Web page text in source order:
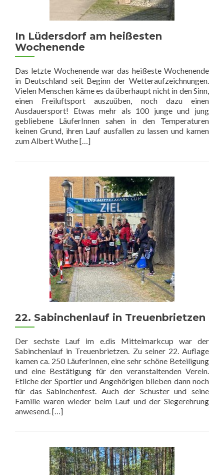
In Lüdersdorf am heißesten
Wochenende
Das letzte Wochenende war das heißeste Wochenende
in Deutschland seit Beginn der Wetteraufzeichnungen.
Vielen Menschen käme es da überhaupt nicht in den Sinn,
einen Freiluftsport auszuüben, noch dazu einen
Ausdauersport! Etwas mehr als 100 junge und jung
gebliebene LäuferInnen sahen in den Temperaturen
keinen Grund, ihren Lauf ausfallen zu lassen und kamen
zum Albert WutheRead
Lüdersdorf
am
heißesten
Wochenende
[…]
22. Sabinchenlauf in Treuenbrietzen
Der sechste Lauf im e.dis Mittelmarkcup war der
Sabinchenlauf in Treuenbrietzen. Zu seiner 22. Auflage
kamen ca. 250 LäuferInnen, eine sehr schöne Beteiligung
und eine Bestätigung für den veranstaltenden Verein.
Etliche der Sportler und Angehörigen blieben dann noch
für das Sabinchenfest. Auch der Schuster und seine
Familie waren wieder beim Lauf und der Siegerehrung
anwesend.Read
Sabinchenlauf
in
Treuenbrietzen
[…]